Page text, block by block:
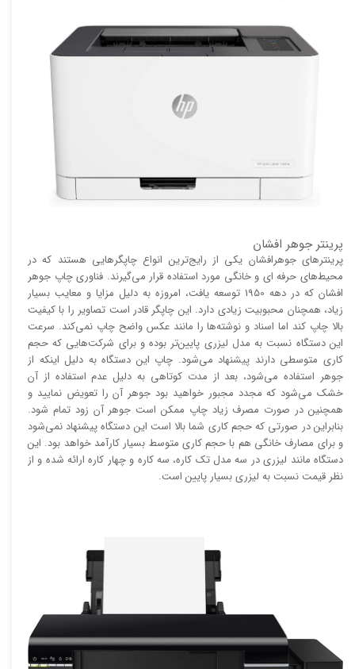
پرینتر جوهر افشان
پرینتر‌های جوهرافشان یکی از رایج‌ترین انواع چاپگر‌هایی هستند که در
محیط‌های حرفه ای و خانگی مورد استفاده قرار می‌گیرند. فناوری چاپ جوهر
افشان که در دهه 1950 توسعه یافت، امروزه به دلیل مزایا و معایب بسیار
زیاد، همچنان محبوبیت زیادی دارد. این چاپگر قادر است تصاویر را با کیفیت
بالا چاپ کند اما اسناد و نوشته‌ها را مانند عکس واضح چاپ نمی‌کند. سرعت
این دستگاه نسبت به مدل لیزری پایین‌تر بوده و برای شرکت‌هایی که حجم
کاری متوسطی دارند پیشنهاد می‌شود. چاپ این دستگاه به دلیل اینکه از
جوهر استفاده می‌شود، بعد از مدت کوتاهی به دلیل عدم استفاده از آن
خشک می‌شود که مجدد مجبور خواهید بود جوهر آن را تعویض نمایید و
همچنین در صورت مصرف زیاد چاپ ممکن است جوهر آن زود تمام شود.
بنابراین در صورتی که حجم کاری شما بالا است این دستگاه پیشنهاد نمی‌شود
و برای مصارف خانگی هم با حجم کاری متوسط بسیار کارآمد خواهد بود. این
دستگاه مانند لیزری در سه مدل تک کاره، سه کاره و چهار کاره ارائه شده و از
نظر قیمت نسبت به لیزری بسیار پایین است.